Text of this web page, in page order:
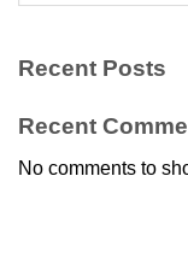
Recent Posts
Recent
No comments to